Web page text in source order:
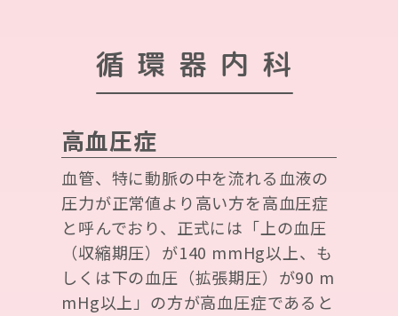
循環器内科
高血圧症
血管、特に動脈の中を流れる血液の
圧力が正常値より高い方を高血圧症
と呼んでおり、正式には「上の血圧
（収縮期圧）が140 mmHg以上、も
しくは下の血圧（拡張期圧）が90 m
mHg以上」の方が高血圧症であると